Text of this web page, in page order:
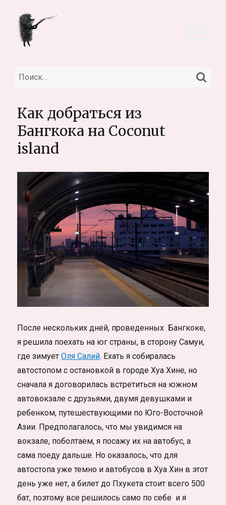
Искать:
Как добраться из
Бангкока на Coconut
island
После нескольких дней, проведенных Бангкоке,
я решила поехать на юг страны, в сторону Самуи,
где зимуетОля Салий. Ехать я собиралась
автостопом с остановкой в городе Хуа Хине, но
сначала я договорилась встретиться на южном
автовокзале с друзьями, двумя девушками и
ребенком, путешествующими по Юго-Восточной
Азии. Предполагалось, что мы увидимся на
вокзале, поболтаем, я посажу их на автобус, а
сама поеду дальше. Но оказалось, что для
автостопа уже темно и автобусов в Хуа Хин в этот
день уже нет, а билет до Пхукета стоит всего 500
бат, поэтому все решилось само по себе и я